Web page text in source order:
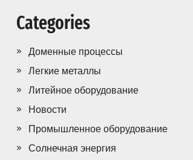
Categories
Доменные процессы
Легкие металлы
Литейное оборудование
Новости
Промышленное оборудование
Солнечная энергия